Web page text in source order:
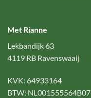
Met Rianne
Lekbandijk 63
4119 RB Ravenswaaij
KVK: 64933164
BTW: NL001555564B07